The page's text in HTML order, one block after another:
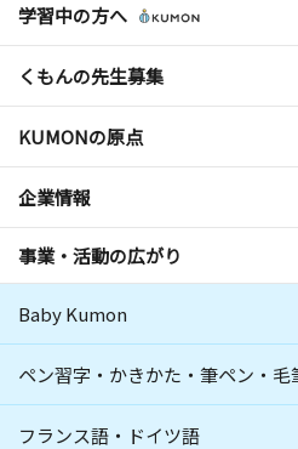
学習中の方へ
くもんの先生募集
KUMONの原点
企業情報
事業・活動の広がり
Baby Kumon
ペン習字・かきかた・筆ペン・毛
フランス語・ドイツ語